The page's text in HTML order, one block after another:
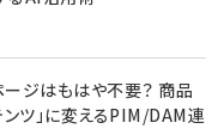
ージはもはや不要？ 商品
ツ」に変えるPIM/DAM連